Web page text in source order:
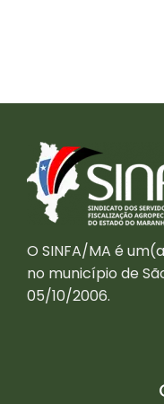
O SINFA/MA é
no município de
05/10/2006.